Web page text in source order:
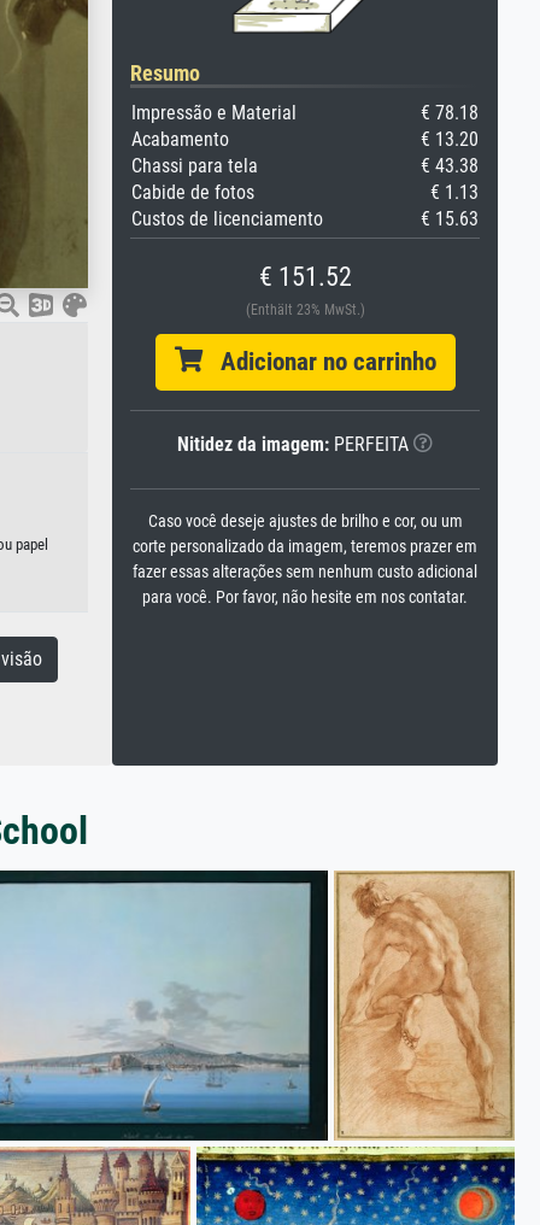
papel
Resumo
Impressão e Material
€ 78.18
Acabamento
€ 13.20
Chassi para tela
€ 43.38
Cabide de fotos
€ 1.13
Custos de licenciamento
€ 15.63
€ 151.52
(Enthält 23% MwSt.)
Adicionar no carrinho
Nitidez da imagem: PERFEITA
Caso você deseje ajustes de brilho e cor, ou um
corte personalizado da imagem, teremos prazer em
fazer essas alterações sem nenhum custo adicional
para você. Por favor, não hesite em nos contatar.